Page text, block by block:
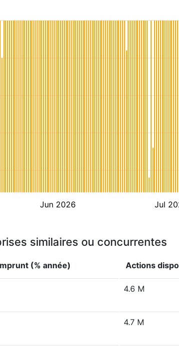
Jun 2026 Jul
similaires ou concurrentes
(% année) Actions
4.6 M
4.7 M